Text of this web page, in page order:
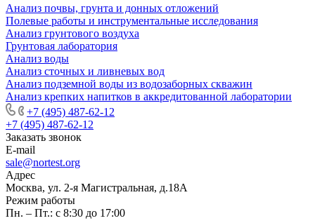
Анализ почвы, грунта и донных отложений
Полевые работы и инструментальные исследования
Анализ грунтового воздуха
Грунтовая лаборатория
Анализ воды
Анализ сточных и ливневых вод
Анализ подземной воды из водозаборных скважин
Анализ крепких напитков в аккредитованной лаборатории
+7 (495) 487-62-12
+7 (495) 487-62-12
Заказать звонок
E-mail
sale@nortest.org
Адрес
Москва, ул. 2-я Магистральная, д.18А
Режим работы
Пн. – Пт.: с 8:30 до 17:00